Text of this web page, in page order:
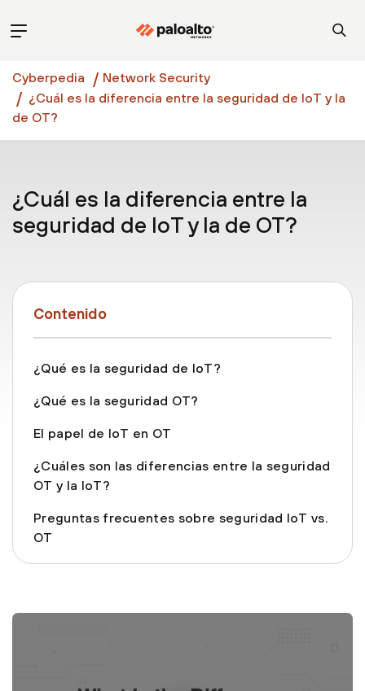
Cyberpedia
Network Security
¿Cuál es la diferencia entre la seguridad de IoT y la
de OT?
¿Cuál es la diferencia entre la
seguridad de IoT y la de OT?
Contenido
¿Qué es la seguridad de IoT?
¿Qué es la seguridad OT?
El papel de IoT en OT
¿Cuáles son las diferencias entre la seguridad
OT y la IoT?
Preguntas frecuentes sobre seguridad IoT vs.
OT